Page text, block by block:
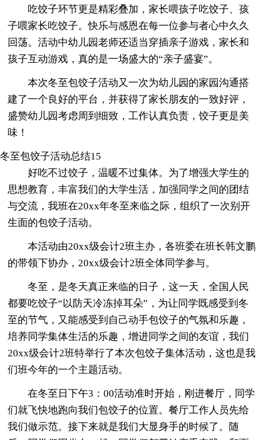
吃饺子环节更是精彩叠加，家长喂孩子吃饺子、孩
子喂家长吃饺子。快乐与感恩在每一位参与者心中久久
回荡。活动中幼儿园老师还适当穿插亲子游戏，家长和
孩子互动游戏，真的是一场盛大的“亲子盛宴”。
本次冬至包饺子活动又一次为幼儿园的家园沟通搭
建了一个良好的平台，并获得了家长朋友的一致好评，
盛赞幼儿园考虑周到细致，工作认真负责，饺子更是美
味！
冬至包饺子活动总结15
好吃不过饺子，温暖不过集体。为了增强大学生的
思想教育，丰富我们的大学生活，加强同学之间的团结
与交流，我班在20xx年冬至来临之际，组织了一次别开
生面的包饺子活动。
本活动由20xx级会计2班主办，各班委在班长韩文鹏
的带领下协办，20xx级会计2班全体同学参与。
冬至，是冬天真正来临的日子，这一天，全国人民
都要吃饺子“以防天冷冻掉耳朵”，为让同学既感受到冬
至的节气，又能感受到自己动手包饺子的气氛和乐趣，
培养同学集体生活的乐趣，增进同学之间的友谊，我们
20xx级会计2班特举行了本次包饺子集体活动，这也是我
们班今年的一个主题活动。
在冬至日下午3：00活动准时开始，刚进餐厅，同学
们就飞快地跑向我们包饺子的位置。餐厅工作人员先给
我们做示范。接下来就是我们大显身手的时候了。随